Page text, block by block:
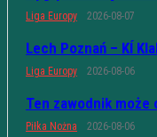
Liga Europy 2026-08-07
Lech Poznań – KÍ
Liga Europy 2026-08-06
Ten zawodnik może
Piłka Nożna 2026-08-06